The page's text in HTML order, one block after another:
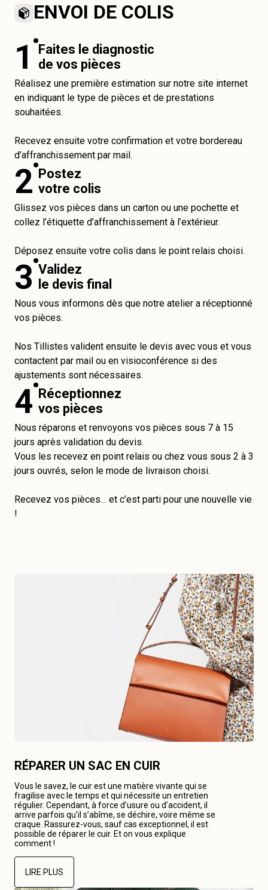
ENVOI DE COLIS
1
Faites le diagnostic
de vos pièces
Réalisez une première estimation sur notre site internet
en indiquant le type de pièces et de prestations
souhaitées.
Recevez ensuite votre confirmation et votre bordereau
d’affranchissement par mail.
2 Postez
votre colis
Glissez vos pièces dans un carton ou une pochette et
collez l’étiquette d’affranchissement à l’extérieur.
Déposez ensuite votre colis dans le point relais choisi.
3 Validez
le devis final
Nous vous informons dès que notre atelier a réceptionné
vos pièces.
Nos Tillistes valident ensuite le devis avec vous et vous
contactent par mail ou en visioconférence si des
ajustements sont nécessaires.
4 Réceptionnez
vos pièces
Nous réparons et renvoyons vos pièces sous 7 à 15
jours après validation du devis.
Vous les recevez en point relais ou chez vous sous 2 à 3
jours ouvrés, selon le mode de livraison choisi.
Recevez vos pièces… et c’est parti pour une nouvelle vie
!
RÉPARER UN SAC EN CUIR
Vous le savez, le cuir est une matière vivante qui se
fragilise avec le temps et qui nécessite un entretien
régulier. Cependant, à force d’usure ou d’accident, il
arrive parfois qu’il s’abîme, se déchire, voire même se
craque. Rassurez-vous, sauf cas exceptionnel, il est
possible de réparer le cuir. Et on vous explique
comment !
LIRE PLUS